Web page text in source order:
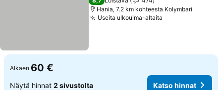
Hania, 7.2 km kohteesta Kolymbari
Useita ulkouima-altaita
Alkaen 60 €
Näytä hinnat 2 sivustolta Katso hinnat